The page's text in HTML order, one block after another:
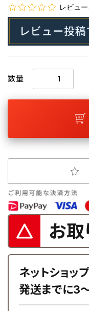
レビュー
数量
お取
ネットショッ
発送までに3